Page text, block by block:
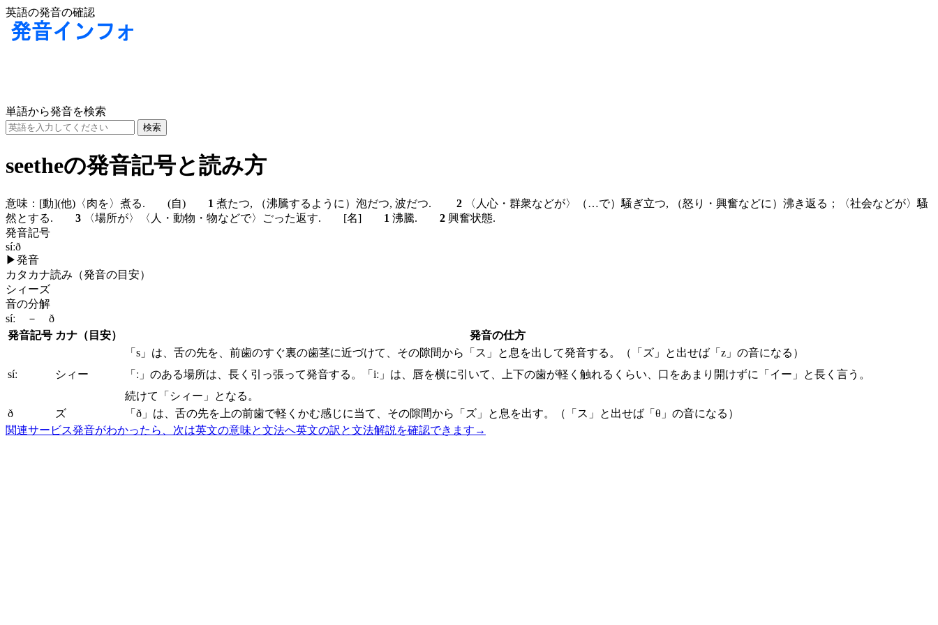
英語の発音の確認
単語から発音を検索
seetheの発音記号と読み方
意味： [動](他) 〈肉を〉煮る. (自) 1 煮たつ, （沸騰するように）泡だつ, 波だつ. 2 〈人心・群衆などが〉（…で）騒ぎ立つ, （怒り・興奮などに）沸き返る；〈社会などが〉騷
然とする. 3 〈場所が〉〈人・動物・物などで〉ごった返す. [名] 1 沸騰. 2 興奮状態.
発音記号
síːð
▶発音
カタカナ読み（発音の目安）
シィーズ
音の分解
síː － ð
発音記号 カナ（目安） 発音の仕方
síː シィー
「s」は、舌の先を、前歯のすぐ裏の歯茎に近づけて、その隙間から「ス」と息を出して発音する。（「ズ」と出せば「z」の音になる）
「ː」のある場所は、長く引っ張って発音する。「iː」は、唇を横に引いて、上下の歯が軽く触れるくらい、口をあまり開けずに「イー」と長く言う。
続けて「シィー」となる。
ð
ズ
「ð」は、舌の先を上の前歯で軽くかむ感じに当て、その隙間から「ズ」と息を出す。（「ス」と出せば「θ」の音になる）
関連サービス発音がわかったら、次は英文の意味と文法へ英文の訳と文法解説を確認できます →